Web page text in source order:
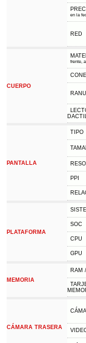
en la
RED
CUERPO
frente,
PANTALLA
TIPO
PPI
PLATAFORMA
SOC
CPU
GPU
MEMORIA
RAM
CÁMARA TRASERA